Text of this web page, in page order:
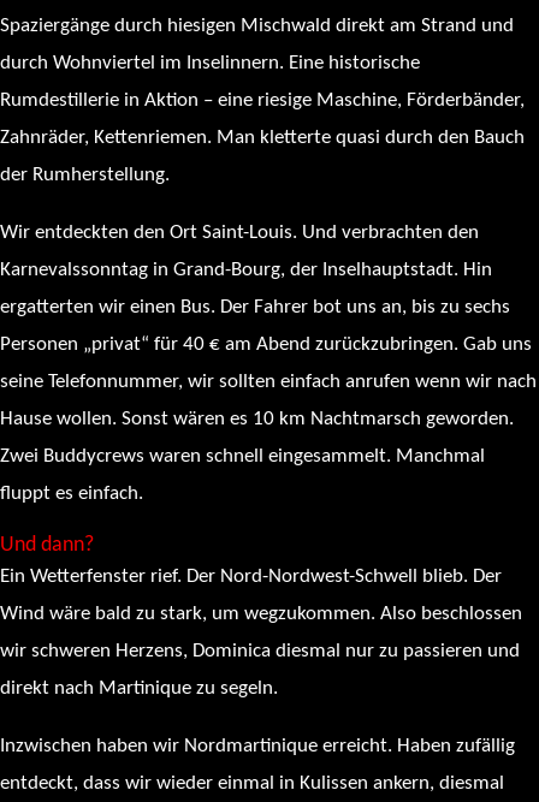
Spaziergänge durch hiesigen Mischwald direkt am Strand und
durch Wohnviertel im Inselinnern. Eine historische
Rumdestillerie in Aktion – eine riesige Maschine, Förderbänder,
Zahnräder, Kettenriemen. Man kletterte quasi durch den Bauch
der Rumherstellung.
Wir entdeckten den Ort Saint-Louis. Und verbrachten den
Karnevalssonntag in Grand-Bourg, der Inselhauptstadt. Hin
ergatterten wir einen Bus. Der Fahrer bot uns an, bis zu sechs
Personen „privat“ für 40 € am Abend zurückzubringen. Gab uns
seine Telefonnummer, wir sollten einfach anrufen wenn wir nach
Hause wollen. Sonst wären es 10 km Nachtmarsch geworden.
Zwei Buddycrews waren schnell eingesammelt. Manchmal
fluppt es einfach.
Und dann?
Ein Wetterfenster rief. Der Nord-Nordwest-Schwell blieb. Der
Wind wäre bald zu stark, um wegzukommen. Also beschlossen
wir schweren Herzens, Dominica diesmal nur zu passieren und
direkt nach Martinique zu segeln.
Inzwischen haben wir Nordmartinique erreicht. Haben zufällig
entdeckt, dass wir wieder einmal in Kulissen ankern, diesmal